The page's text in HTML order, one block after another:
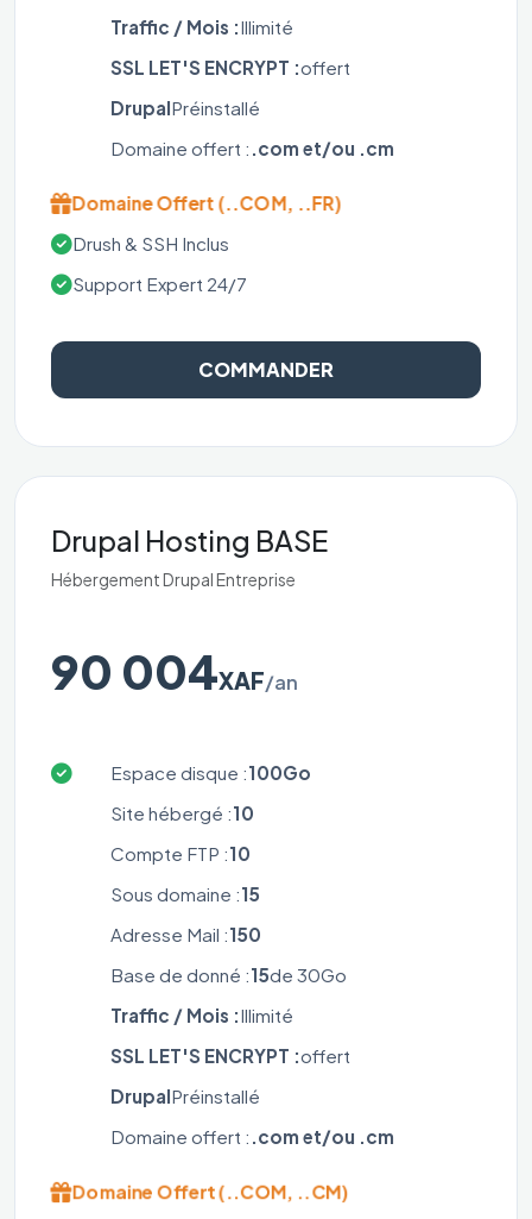
Traffic / Mois :Illimité
SSL LET'S ENCRYPT :offert
DrupalPréinstallé
Domaine offert : .com et/ou .cm
Domaine Offert (..COM, ..FR)
Drush & SSH Inclus
Support Expert 24/7
COMMANDER
Drupal Hosting BASE
Hébergement Drupal Entreprise
90 004XAF/an
Espace disque :100Go
Site hébergé :10
Compte FTP :10
Sous domaine :15
Adresse Mail :150
Base de donné :15de 30Go
Traffic / Mois :Illimité
SSL LET'S ENCRYPT :offert
DrupalPréinstallé
Domaine offert : .com et/ou .cm
Domaine Offert (..COM, ..CM)